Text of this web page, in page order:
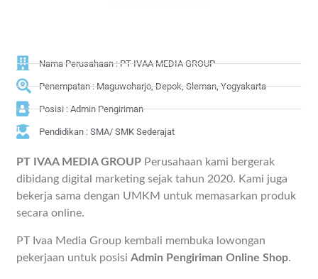
Nama Perusahaan : PT IVAA MEDIA GROUP
Penempatan : Maguwoharjo, Depok, Sleman, Yogyakarta
Posisi : Admin Pengiriman
Pendidikan : SMA/ SMK Sederajat
PT IVAA MEDIA GROUP Perusahaan kami bergerak
dibidang digital marketing sejak tahun 2020. Kami juga
bekerja sama dengan UMKM untuk memasarkan produk
secara online.
PT Ivaa Media Group kembali membuka lowongan
pekerjaan untuk posisiAdmin Pengiriman Online Shop.